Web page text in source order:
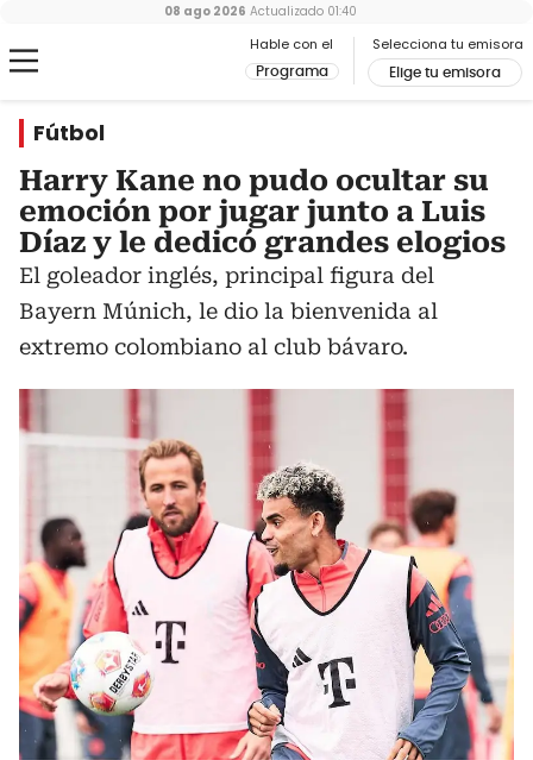
Hable con el
Programa
Selecciona tu emisora
Elige tu emisora
08 ago 2026 Actualizado 01:40
Fútbol
Harry Kane no pudo ocultar su
emoción por jugar junto a Luis
Díaz y le dedicó grandes elogios
El goleador inglés, principal figura del
Bayern Múnich, le dio la bienvenida al
extremo colombiano al club bávaro.